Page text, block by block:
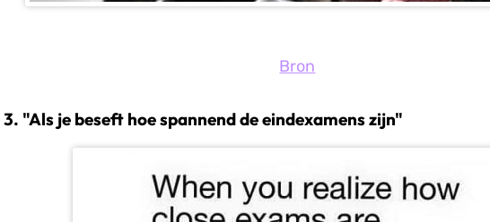
Bron
3. "Als je beseft hoe spannend de eindexamens zijn"